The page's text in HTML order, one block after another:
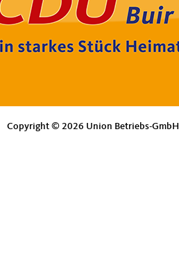
Copyright © 2026 Union Betriebs-GmbH